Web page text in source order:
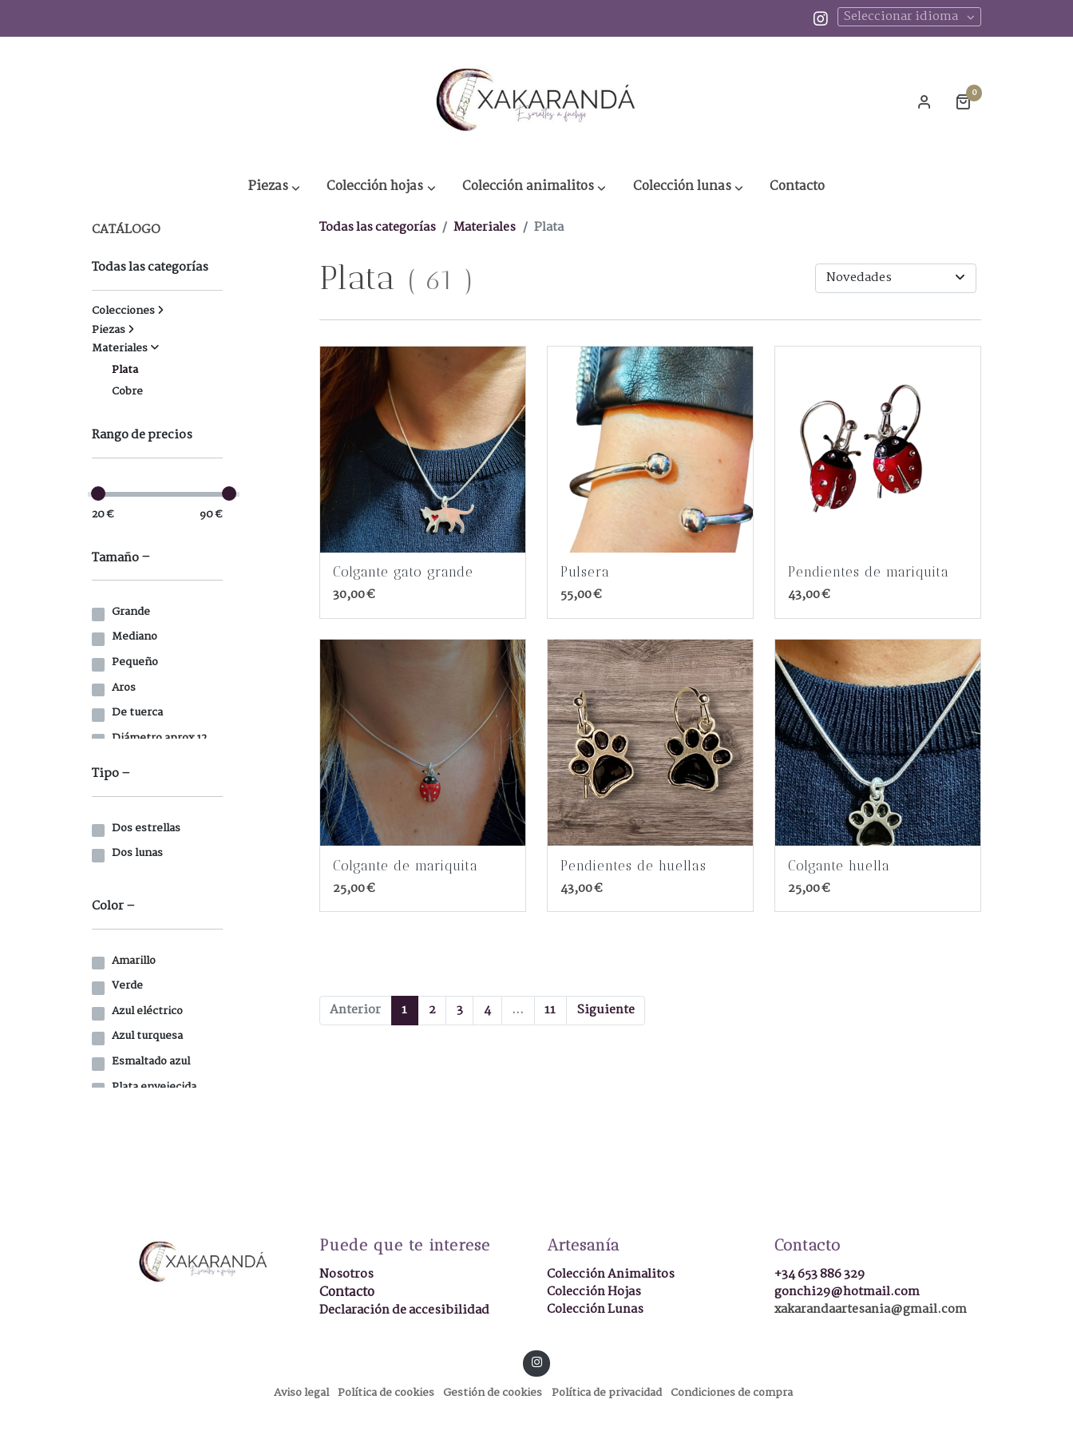
Seleccionar idioma
0
Piezas Colección hojas Colección animalitos Colección lunas Contacto
CATÁLOGO
Todas las categorías
Colecciones
Piezas
Materiales
Plata
Cobre
Rango de precios
20 € 90 €
Tamaño
Grande
Mediano
Pequeño
Aros
De tuerca
Diámetro aprox 12
Tipo
Dos estrellas
Dos lunas
Color
Amarillo
Verde
Azul eléctrico
Azul turquesa
Esmaltado azul
Plata envejecida
Plata esmaltada
verdes-ocres
Plata esmaltada
Todas las categorías Materiales Plata
Plata ( 61 ) Novedades
Colgante gato grande
30,00 €
Pulsera
55,00 €
Pendientes de mariquita
43,00 €
Colgante de mariquita
25,00 €
Pendientes de huellas
43,00 €
Colgante huella
25,00 €
Anterior 1 2 3 4 ... 11 Siguiente
Puede que te interese
Nosotros
Contacto
Declaración de accesibilidad
Artesanía
Colección Animalitos
Colección Hojas
Colección Lunas
Contacto
+34 653 886 329
gonchi29@hotmail.com
xakarandaartesania@gmail.com
Aviso legal Política de cookies Gestión de cookies Política de privacidad Condiciones de compra